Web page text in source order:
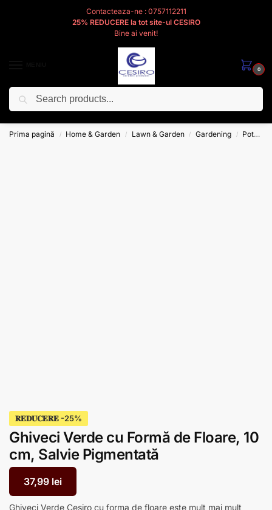
Contacteaza-ne : 0757112211
25% REDUCERE la tot site-ul CESIRO
Bine ai venit!
0
Cesiro
Prima pagină / Home & Garden / Lawn & Garden / Gardening / Pots & Planters
𝐑𝐄𝐃𝐔𝐂𝐄𝐑𝐄
Ghiveci Verde cu Formă de Floare, 10
cm, Salvie Pigmentată
37,99 lei
Ghiveci Verde Cesiro cu forma de floare este mult mai mult